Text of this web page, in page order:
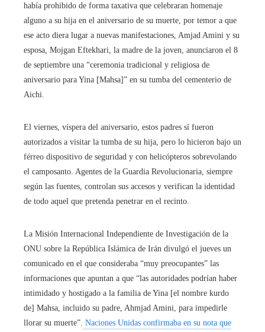
había prohibido de forma taxativa que celebraran homenaje
alguno a su hija en el aniversario de su muerte, por temor a que
ese acto diera lugar a nuevas manifestaciones, Amjad Amini y su
esposa, Mojgan Eftekhari, la madre de la joven, anunciaron el 8
de septiembre una “ceremonia tradicional y religiosa de
aniversario para Yina [Mahsa]” en su tumba del cementerio de
Aichi.
El viernes, víspera del aniversario, estos padres sí fueron
autorizados a visitar la tumba de su hija, pero lo hicieron bajo un
férreo dispositivo de seguridad y con helicópteros sobrevolando
el camposanto. Agentes de la Guardia Revolucionaria, siempre
según las fuentes, controlan sus accesos y verifican la identidad
de todo aquel que pretenda penetrar en el recinto.
La Misión Internacional Independiente de Investigación de la
ONU sobre la República Islámica de Irán divulgó el jueves un
comunicado en el que consideraba “muy preocupantes” las
informaciones que apuntan a que “las autoridades podrían haber
intimidado y hostigado a la familia de Yina [el nombre kurdo
de] Mahsa, incluido su padre, Ahmjad Amini, para impedirle
llorar su muerte”. Naciones Unidas confirmaba en su nota que